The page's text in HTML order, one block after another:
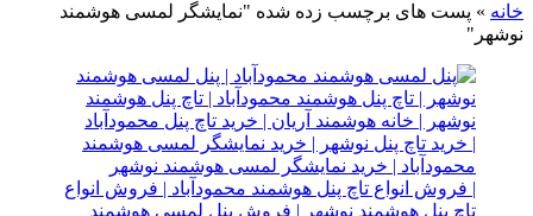
خانه » پست های برچسب زده شده "نمایشگر لمسی هوشمند
نوشهر"